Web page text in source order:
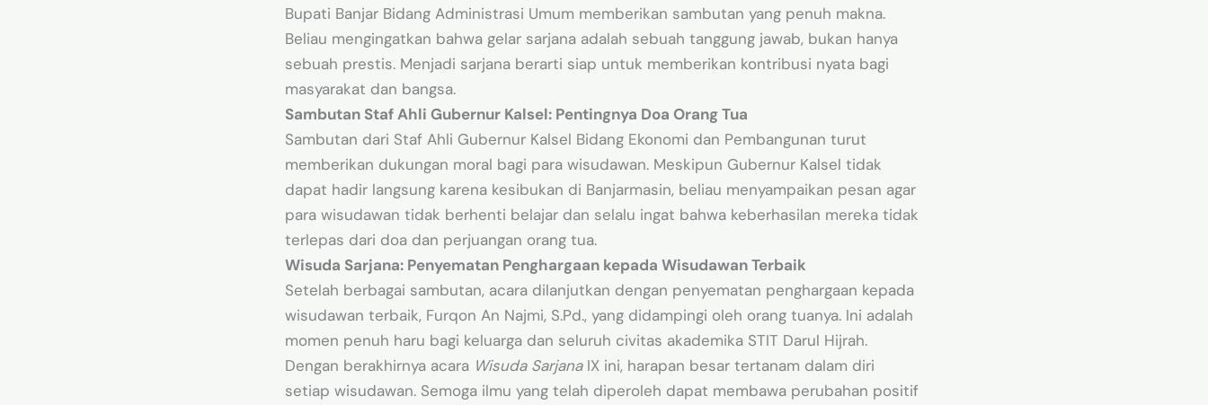
Bupati Banjar Bidang Administrasi Umum memberikan sambutan yang penuh makna.
Beliau mengingatkan bahwa gelar sarjana adalah sebuah tanggung jawab, bukan hanya
sebuah prestis. Menjadi sarjana berarti siap untuk memberikan kontribusi nyata bagi
masyarakat dan bangsa.
Sambutan Staf Ahli Gubernur Kalsel: Pentingnya Doa Orang Tua
Sambutan dari Staf Ahli Gubernur Kalsel Bidang Ekonomi dan Pembangunan turut
memberikan dukungan moral bagi para wisudawan. Meskipun Gubernur Kalsel tidak
dapat hadir langsung karena kesibukan di Banjarmasin, beliau menyampaikan pesan agar
para wisudawan tidak berhenti belajar dan selalu ingat bahwa keberhasilan mereka tidak
terlepas dari doa dan perjuangan orang tua.
Wisuda Sarjana: Penyematan Penghargaan kepada Wisudawan Terbaik
Setelah berbagai sambutan, acara dilanjutkan dengan penyematan penghargaan kepada
wisudawan terbaik, Furqon An Najmi, S.Pd., yang didampingi oleh orang tuanya. Ini adalah
momen penuh haru bagi keluarga dan seluruh civitas akademika STIT Darul Hijrah.
Dengan berakhirnya acara Wisuda SarjanaIX ini, harapan besar tertanam dalam diri
setiap wisudawan. Semoga ilmu yang telah diperoleh dapat membawa perubahan positif